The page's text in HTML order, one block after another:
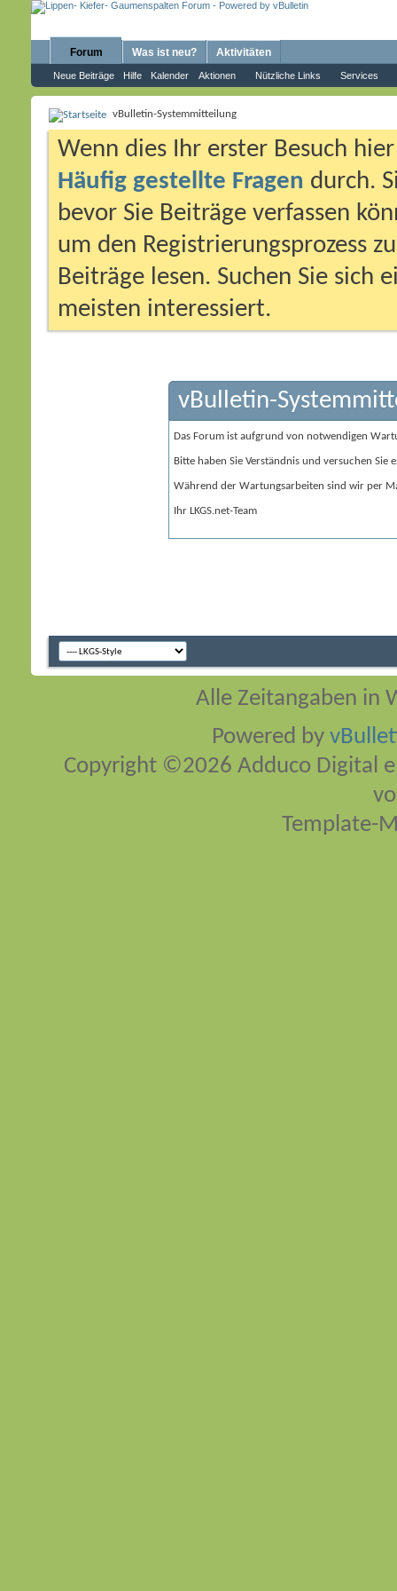
Forum
Neue Beiträge Hilfe Kalender Aktionen Nützliche Links Services
Was ist neu? Aktivitäten
vBulletin-Systemmitteilung
Wenn dies Ihr erster Besuch
Häufig gestellte Fragen durch.
bevor Sie Beiträge verfassen
um den Registrierungsprozess
Beiträge lesen. Suchen Sie sich
meisten interessiert.
vBulletin-
Das Forum ist aufgrund von notwendigen
Bitte haben Sie Verständnis und versuchen Sie
Während der Wartungsarbeiten sind wir per
Ihr LKGS.net-Team
Alle Zeitangaben in
Powered by
Copyright ©2026 Adduco Digital
Template-